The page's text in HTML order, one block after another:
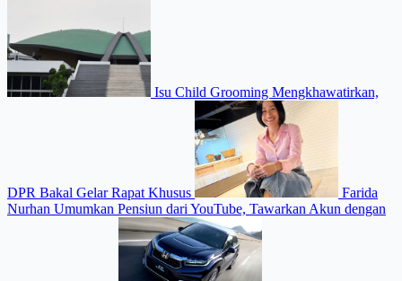
Isu Child Grooming Mengkhawatirkan,
DPR Bakal Gelar Rapat Khusus
Farida
Nurhan Umumkan Pensiun dari YouTube, Tawarkan Akun dengan